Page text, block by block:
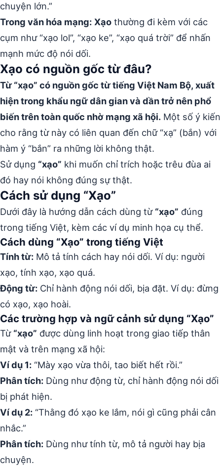
chuyện lớn.”
Trong văn hóa mạng: Xạo thường đi kèm với các
cụm như “xạo lol”, “xạo ke”, “xạo quá trời” để nhấn
mạnh mức độ nói dối.
Xạo có nguồn gốc từ đâu?
Từ “xạo” có nguồn gốc từ tiếng Việt Nam Bộ, xuất
hiện trong khẩu ngữ dân gian và dần trở nên phổ
biến trên toàn quốc nhờ mạng xã hội. Một số ý kiến
cho rằng từ này có liên quan đến chữ “xạ” (bắn) với
hàm ý “bắn” ra những lời không thật.
Sử dụng “xạo” khi muốn chỉ trích hoặc trêu đùa ai
đó hay nói không đúng sự thật.
Cách sử dụng “Xạo”
Dưới đây là hướng dẫn cách dùng từ “xạo” đúng
trong tiếng Việt, kèm các ví dụ minh họa cụ thể.
Cách dùng “Xạo” trong tiếng Việt
Tính từ: Mô tả tính cách hay nói dối. Ví dụ: người
xạo, tính xạo, xạo quá.
Động từ: Chỉ hành động nói dối, bịa đặt. Ví dụ: đừng
có xạo, xạo hoài.
Các trường hợp và ngữ cảnh sử dụng “Xạo”
Từ “xạo” được dùng linh hoạt trong giao tiếp thân
mật và trên mạng xã hội:
Ví dụ 1: “Mày xạo vừa thôi, tao biết hết rồi.”
Phân tích: Dùng như động từ, chỉ hành động nói dối
bị phát hiện.
Ví dụ 2: “Thằng đó xạo ke lắm, nói gì cũng phải cân
nhắc.”
Phân tích: Dùng như tính từ, mô tả người hay bịa
chuyện.